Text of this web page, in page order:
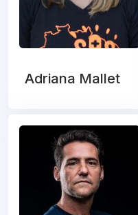
Adriana Mallet